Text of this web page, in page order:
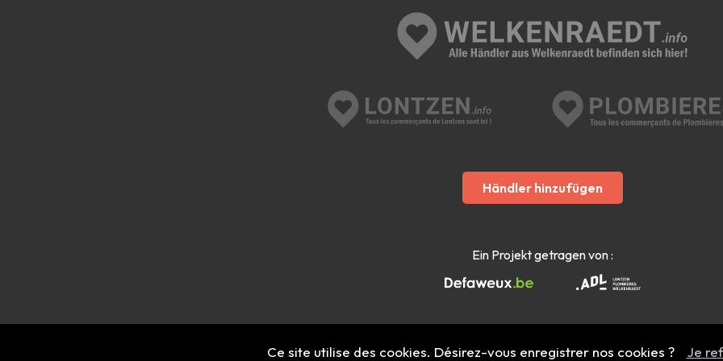
Händler hinzufügen
Ein Projekt getragen von :
Mentions légales- Copyright 2022 - 2026 welkenraedt.info
Ce site utilise des cookies. Désirez-vous enregistrer nos cookies ? Je